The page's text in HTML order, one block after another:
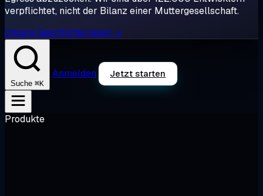
verpflichtet, nicht der Bilanz einer Muttergesellschaft.
Unsere Geschichte lesen →
Suche ⌘K
Anmelden Jetzt starten
Produkte